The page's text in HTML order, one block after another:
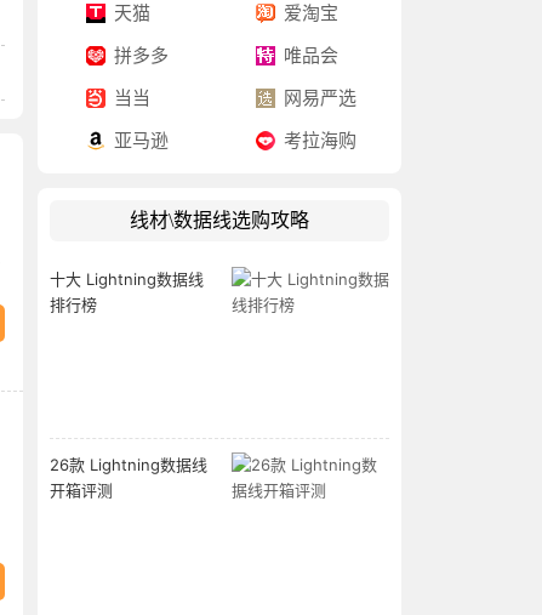
天猫
爱淘宝
拼多多
唯品会
当当
网易严选
亚马逊
考拉海购
线材\数据线选购攻略
十大 Lightning数据线
排行榜
26款 Lightning数据线
开箱评测